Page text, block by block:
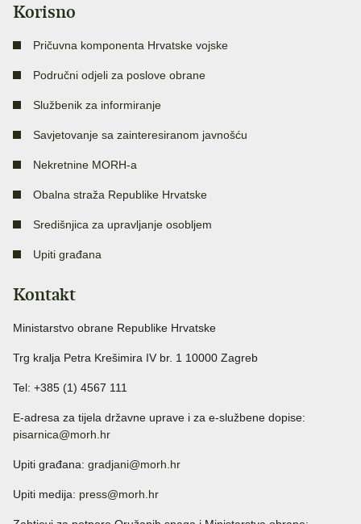
Korisno
Pričuvna komponenta Hrvatske vojske
Područni odjeli za poslove obrane
Službenik za informiranje
Savjetovanje sa zainteresiranom javnošću
Nekretnine MORH-a
Obalna straža Republike Hrvatske
Središnjica za upravljanje osobljem
Upiti građana
Kontakt
Ministarstvo obrane Republike Hrvatske
Trg kralja Petra Krešimira IV br. 1 10000 Zagreb
Tel: +385 (1) 4567 111
E-adresa za tijela državne uprave i za e-službene dopise:
pisarnica@morh.hr
Upiti građana: gradjani@morh.hr
Upiti medija: press@morh.hr